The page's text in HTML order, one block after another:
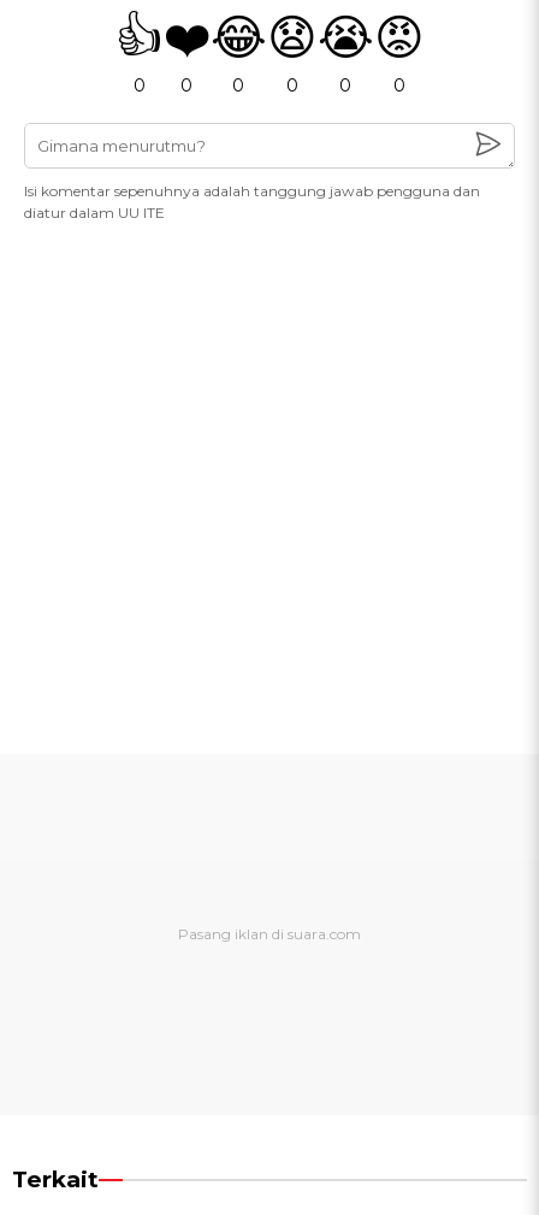
👍
0
❤️
0
😂
0
😧
0
😭
0
😡
0
Isi komentar sepenuhnya adalah tanggung jawab pengguna dan
diatur dalam UU ITE
Terkait